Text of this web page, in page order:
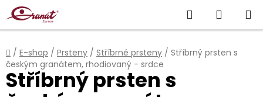
Přejít
na
obsah
Hledat
KOŠÍK
Domů
/ E-shop / Prsteny / Stříbrné prsteny / Stříbrný prsten s
českým granátem, rhodiovaný - srdce
Stříbrný prsten s